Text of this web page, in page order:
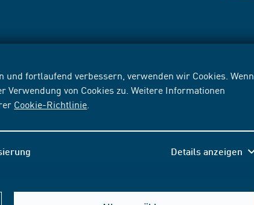
fortlaufend verbessern, verwenden wir Cookies. Wenn
von Cookies zu. Weitere Informationen
Cookie-Richtlinie
Details anzeigen